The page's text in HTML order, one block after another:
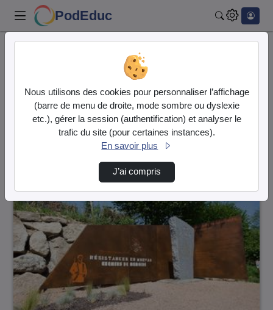
PodEduc
1 vidéo trouvée
Audio Vidéo
Direction de tri
Nous utilisons des cookies pour personnaliser l’affichage
(barre de menu de droite, mode sombre ou dyslexie
etc.), gérer la session (authentification) et analyser le
trafic du site (pour certaines instances).
En savoir plus
J’ai compris